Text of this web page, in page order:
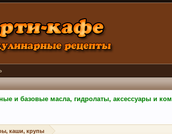
и базовые масла, гидролаты, аксессуары и
каши, крупы